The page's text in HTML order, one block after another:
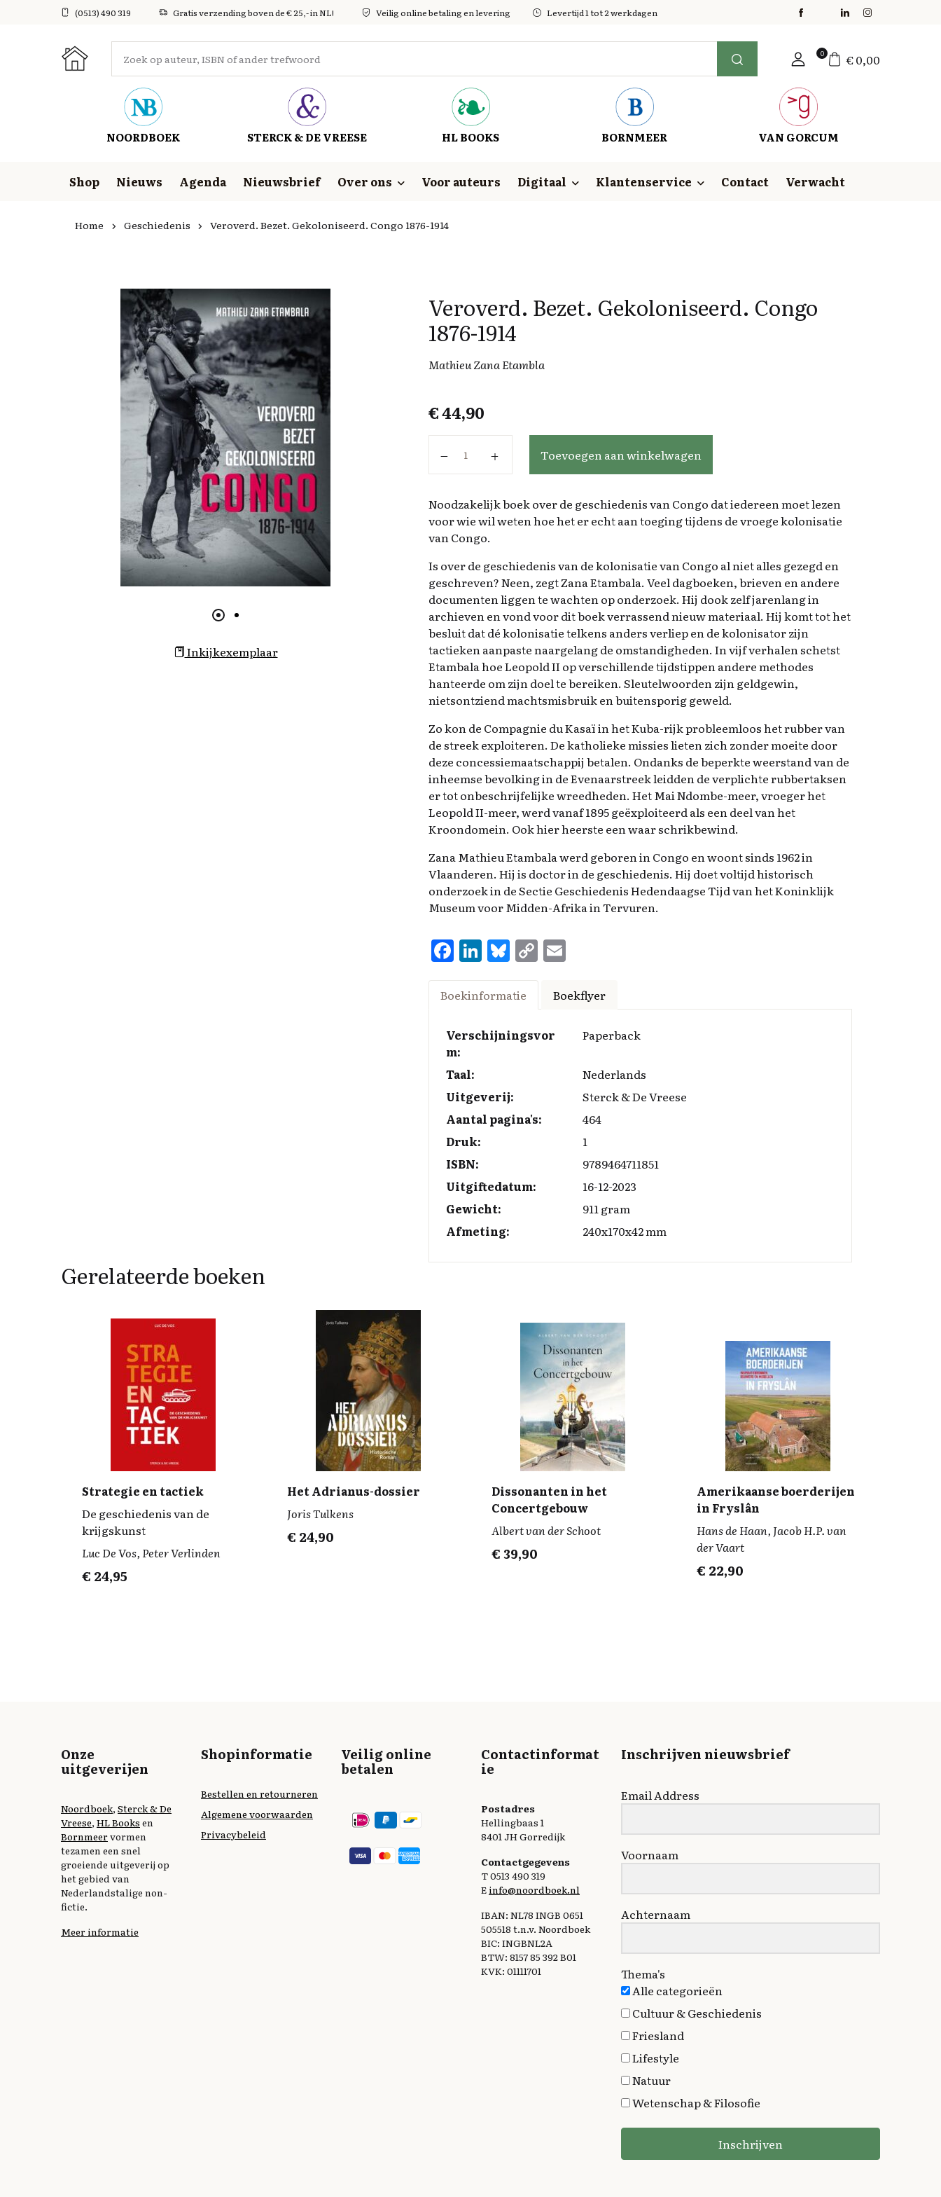
(0513) 490 319 Gratis verzending boven de € 25,- in NL! Veilig online betaling en levering Levertijd 1 tot 2 werkdagen
0 €0,00
NOORDBOEK STERCK & DE VREESE HL BOOKS BORNMEER VAN GORCUM
Shop Nieuws Agenda Nieuwsbrief Over ons Voor auteurs Digitaal Klantenservice Contact Verwacht
Home Geschiedenis Veroverd. Bezet. Gekoloniseerd. Congo 1876-1914
Inkijkexemplaar
Veroverd. Bezet. Gekoloniseerd. Congo
1876-1914
Mathieu Zana Etambla
€44,90
Toevoegen aan winkelwagen
Noodzakelijk boek over de geschiedenis van Congo dat iedereen moet lezen
voor wie wil weten hoe het er echt aan toeging tijdens de vroege kolonisatie
van Congo.
Is over de geschiedenis van de kolonisatie van Congo al niet alles gezegd en
geschreven? Neen, zegt Zana Etambala. Veel dagboeken, brieven en andere
documenten liggen te wachten op onderzoek. Hij dook zelf jarenlang in
archieven en vond voor dit boek verrassend nieuw materiaal. Hij komt tot het
besluit dat dé kolonisatie telkens anders verliep en de kolonisator zijn
tactieken aanpaste naargelang de omstandigheden. In vijf verhalen schetst
Etambala hoe Leopold II op verschillende tijdstippen andere methodes
hanteerde om zijn doel te bereiken. Sleutelwoorden zijn geldgewin,
nietsontziend machtsmisbruik en buitensporig geweld.
Zo kon de Compagnie du Kasaï in het Kuba-rijk probleemloos het rubber van
de streek exploiteren. De katholieke missies lieten zich zonder moeite door
deze concessiemaatschappij betalen. Ondanks de beperkte weerstand van de
inheemse bevolking in de Evenaarstreek leidden de verplichte rubbertaksen
er tot onbeschrijfelijke wreedheden. Het Mai Ndombe-meer, vroeger het
Leopold II-meer, werd vanaf 1895 geëxploiteerd als een deel van het
Kroondomein. Ook hier heerste een waar schrikbewind.
Zana Mathieu Etambala werd geboren in Congo en woont sinds 1962 in
Vlaanderen. Hij is doctor in de geschiedenis. Hij doet voltijd historisch
onderzoek in de Sectie Geschiedenis Hedendaagse Tijd van het Koninklijk
Museum voor Midden-Afrika in Tervuren.
F
a
ce
o
o
k
Li
n
k
d
Bl
u
es
y
C
o
y
Li
ai
Boekinformatie Boekflyer
Verschijningsvor
m:
Paperback
Taal:
Nederlands
Uitgeverij:
Sterck & De Vreese
Aantal pagina's:
464
Druk:
1
ISBN:
9789464711851
Uitgiftedatum:
16-12-2023
Gewicht:
911 gram
Afmeting:
240x170x42 mm
Gerelateerde boeken
Strategie en tactiek
De geschiedenis van de
krijgskunst
Luc De Vos, Peter Verlinden
€ 24,95
Het Adrianus-dossier
Joris Tulkens
€ 24,90
Dissonanten in het
Concertgebouw
Albert van der Schoot
€39,90
Amerikaanse boerderijen
in Fryslân
Hans de Haan, Jacob H.P. van
der Vaart
€ 22,90
Onze
uitgeverijen
Noordboek, Sterck & De
Vreese, HL Books en
Bornmeervormen
tezamen een snel
groeiende uitgeverij op
het gebied van
Nederlandstalige non-
fictie.
Meer informatie
Shopinformatie
Bestellen en retourneren
Algemene voorwaarden
Privacybeleid
Veilig online
betalen
Contactinformat
ie
Postadres
Hellingbaas 1
8401 JH Gorredijk
Contactgegevens
T 0513 490 319
E info@noordboek.nl
IBAN: NL78 INGB 0651
505518 t.n.v. Noordboek
BIC: INGBNL2A
BTW: 8157 85 392 B01
KVK: 01111701
Inschrijven nieuwsbrief
Email Address
Voornaam
Achternaam
Thema's
Alle categorieën
Cultuur & Geschiedenis
Friesland
Lifestyle
Natuur
Wetenschap & Filosofie
Inschrijven